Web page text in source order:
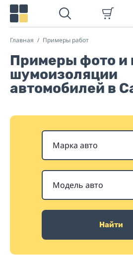
Главная Примеры работ
Примеры фото и
шумоизоляции
автомобилей в
Марка авто
Модель авто
Найти